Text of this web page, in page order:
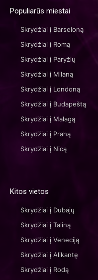
Populiarūs miestai
Skrydžiai į Barseloną
Skrydžiai į Romą
Skrydžiai į Paryžių
Skrydžiai į Milaną
Skrydžiai į Londoną
Skrydžiai į Budapeštą
Skrydžiai į Malagą
Skrydžiai į Prahą
Skrydžiai į Nicą
Kitos vietos
Skrydžiai į Dubajų
Skrydžiai į Taliną
Skrydžiai į Veneciją
Skrydžiai į Alikantę
Skrydžiai į Rodą